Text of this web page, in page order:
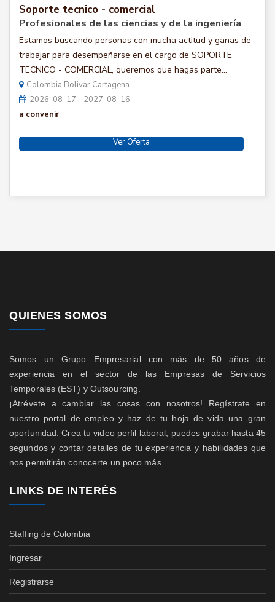
Soporte tecnico - comercial
Profesionales de las ciencias y de la ingeniería
Estamos buscando personas con mucha actitud y ganas de
trabajar para desempeñarse en el cargo de SOPORTE
TECNICO - COMERCIAL, queremos que hagas parte...
Colombia Bolivar Cartagena
2026-08-17 - 2027-08-16
a convenir
Ver Oferta
QUIENES SOMOS
Somos un Grupo Empresarial con más de 50 años de
experiencia en el sector de las Empresas de Servicios
Temporales (EST) y Outsourcing.
¡Atrévete a cambiar las cosas con nosotros! Regístrate en
nuestro portal de empleo y haz de tu hoja de vida una gran
oportunidad. Crea tu video perfil laboral, puedes grabar hasta 45
segundos y contar detalles de tu experiencia y habilidades que
nos permitirán conocerte un poco más.
LINKS DE INTERÉS
Staffing de Colombia
Ingresar
Registrarse